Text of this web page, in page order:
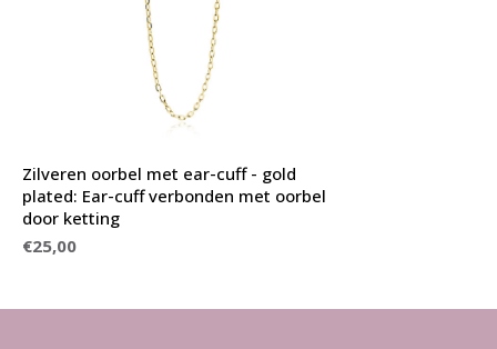
Zilveren oorbel met ear-cuff - gold
plated: Ear-cuff verbonden met oorbel
door ketting
€25,00